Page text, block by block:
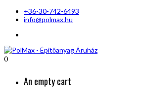
+36-30-742-6493
info@polmax.hu
0
An empty cart